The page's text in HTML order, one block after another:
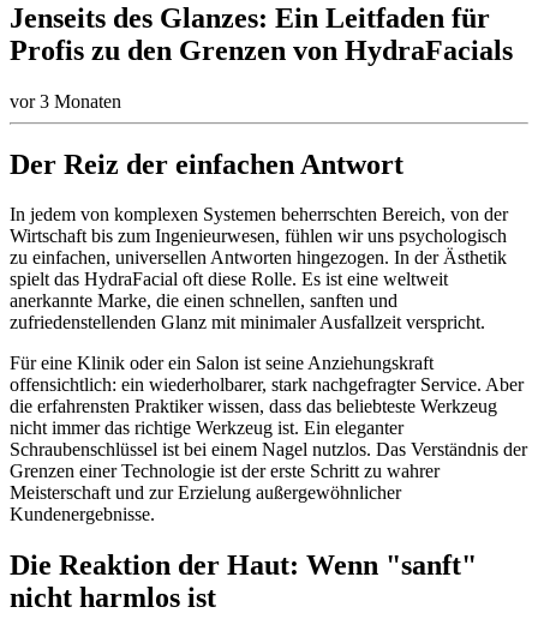
Jenseits des Glanzes: Ein Leitfaden für
Profis zu den Grenzen von HydraFacials
vor 3 Monaten
Der Reiz der einfachen Antwort
In jedem von komplexen Systemen beherrschten Bereich, von der
Wirtschaft bis zum Ingenieurwesen, fühlen wir uns psychologisch
zu einfachen, universellen Antworten hingezogen. In der Ästhetik
spielt das HydraFacial oft diese Rolle. Es ist eine weltweit
anerkannte Marke, die einen schnellen, sanften und
zufriedenstellenden Glanz mit minimaler Ausfallzeit verspricht.
Für eine Klinik oder ein Salon ist seine Anziehungskraft
offensichtlich: ein wiederholbarer, stark nachgefragter Service. Aber
die erfahrensten Praktiker wissen, dass das beliebteste Werkzeug
nicht immer das richtige Werkzeug ist. Ein eleganter
Schraubenschlüssel ist bei einem Nagel nutzlos. Das Verständnis der
Grenzen einer Technologie ist der erste Schritt zu wahrer
Meisterschaft und zur Erzielung außergewöhnlicher
Kundenergebnisse.
Die Reaktion der Haut: Wenn "sanft"
nicht harmlos ist